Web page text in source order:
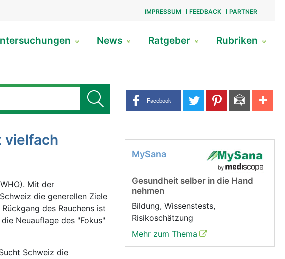
IMPRESSUM FEEDBACK PARTNER
News Ratgeber Rubriken
Share buttons
Facebook
vielfach
Mit der
die generellen Ziele
des Rauchens ist
Neuauflage des "Fokus"
Schweiz die
MySana
Gesundheit selber in die Hand
nehmen
Bildung, Wissenstests,
Risikoschätzung
Mehr zum Thema